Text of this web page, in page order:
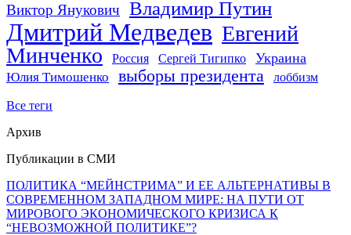
Виктор Янукович Владимир Путин
Дмитрий Медведев Евгений
Минченко
Россия Сергей Тигипко Украина
Юлия Тимошенко выборы президента лоббизм
Все теги
Архив
Публикации в СМИ
ПОЛИТИКА “МЕЙНСТРИМА” И ЕЕ АЛЬТЕРНАТИВЫ В
СОВРЕМЕННОМ ЗАПАДНОМ МИРЕ: НА ПУТИ ОТ
МИРОВОГО ЭКОНОМИЧЕСКОГО КРИЗИСА К
“НЕВОЗМОЖНОЙ ПОЛИТИКЕ”?